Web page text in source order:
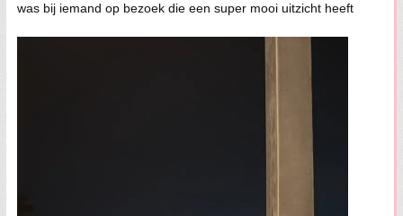
was bij iemand op bezoek die een super mooi uitzicht heeft